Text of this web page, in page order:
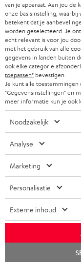
Teufel blog
Veelgestelde
van je apparaat. Aan jou de
onze basisinstelling,
betekent dat je
worden geselecteerd. Je
echt relevant is voor jou
met het gebruik van alle
gegevens in landen buiten
ook elke categorie
toepassen" bevestigen.
Je kunt alle toestemmingen
"Gegevensinstellingen" en
meer informatie kun je ook
Noodzakelijk
Analyse
Marketing
Personalisatie
Externe inhoud